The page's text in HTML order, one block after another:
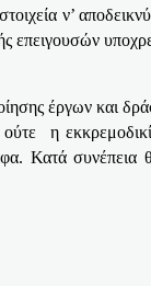
ν’
έργων και
η
Κατά